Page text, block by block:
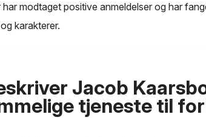
modtaget positive anmeldelser og har
karakterer.
Jacob
tjeneste til